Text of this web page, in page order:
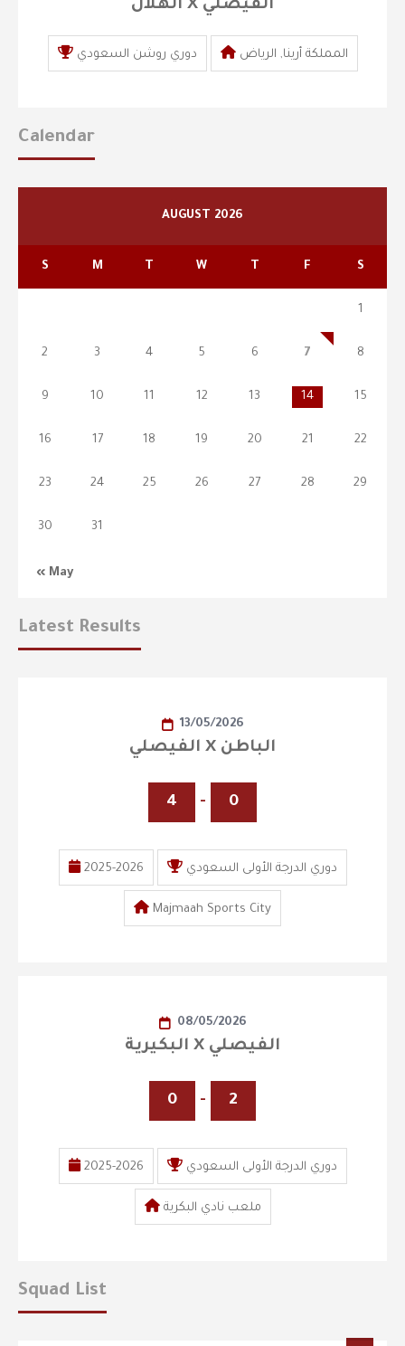
الهلال X الفيصلي
دوري روشن السعودي المملكة أرينا, الرياض
Calendar
AUGUST 2026
S M T W T F S
« May
1
2 3 4 5 6 7 8
9 10 11 12 13 14 15
16 17 18 19 20 21 22
23 24 25 26 27 28 29
30 31
Latest Results
13/05/2026
الفيصلي X الباطن
4 - 0
2025-2026 دوري الدرجة الأولى السعودي
Majmaah Sports City
08/05/2026
البكيرية X الفيصلي
0 - 2
2025-2026 دوري الدرجة الأولى السعودي
ملعب نادي البكرية
Squad List